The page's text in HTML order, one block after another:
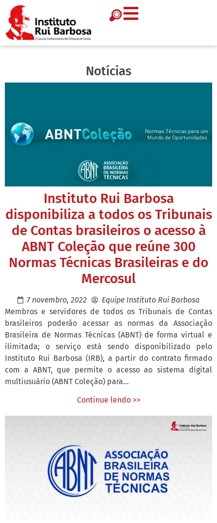
Notícias
Instituto Rui Barbosa
disponibiliza a todos os Tribunais
de Contas brasileiros o acesso à
ABNT Coleção que reúne 300
Normas Técnicas Brasileiras e do
Mercosul
7 novembro, 2022
Equipe Instituto Rui Barbosa
Membros e servidores de todos os Tribunais de Contas
brasileiros poderão acessar as normas da Associação
Brasileira de Normas Técnicas (ABNT) de forma virtual e
ilimitada; o serviço está sendo disponibilizado pelo
Instituto Rui Barbosa (IRB), a partir do contrato firmado
com a ABNT, que permite o acesso ao sistema digital
multiusuário (ABNT Coleção) para...
Continue lendo >>